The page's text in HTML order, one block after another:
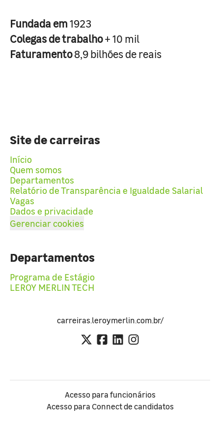
Fundada em1923
Colegas de trabalho+ 10 mil
Faturamento8,9 bilhões de reais
Site de carreiras
Início
Quem somos
Departamentos
Relatório de Transparência e Igualdade Salarial
Vagas
Dados e privacidade
Gerenciar cookies
Departamentos
Programa de Estágio
LEROY MERLIN TECH
carreiras.leroymerlin.com.br/
Acesso para funcionários
Acesso para Connect de candidatos